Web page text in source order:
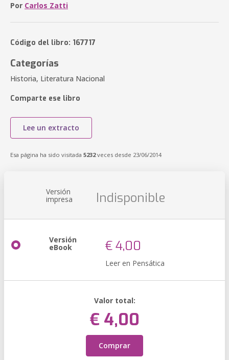
Por Carlos Zatti
Código del libro: 167717
Categorías
Historia, Literatura Nacional
Comparte ese libro
Lee un extracto
Esa página ha sido visitada 5232veces desde 23/06/2014
Versión
impresa Indisponible
Versión
eBook € 4,00
Leer en Pensática
Valor total:
€ 4,00
Comprar